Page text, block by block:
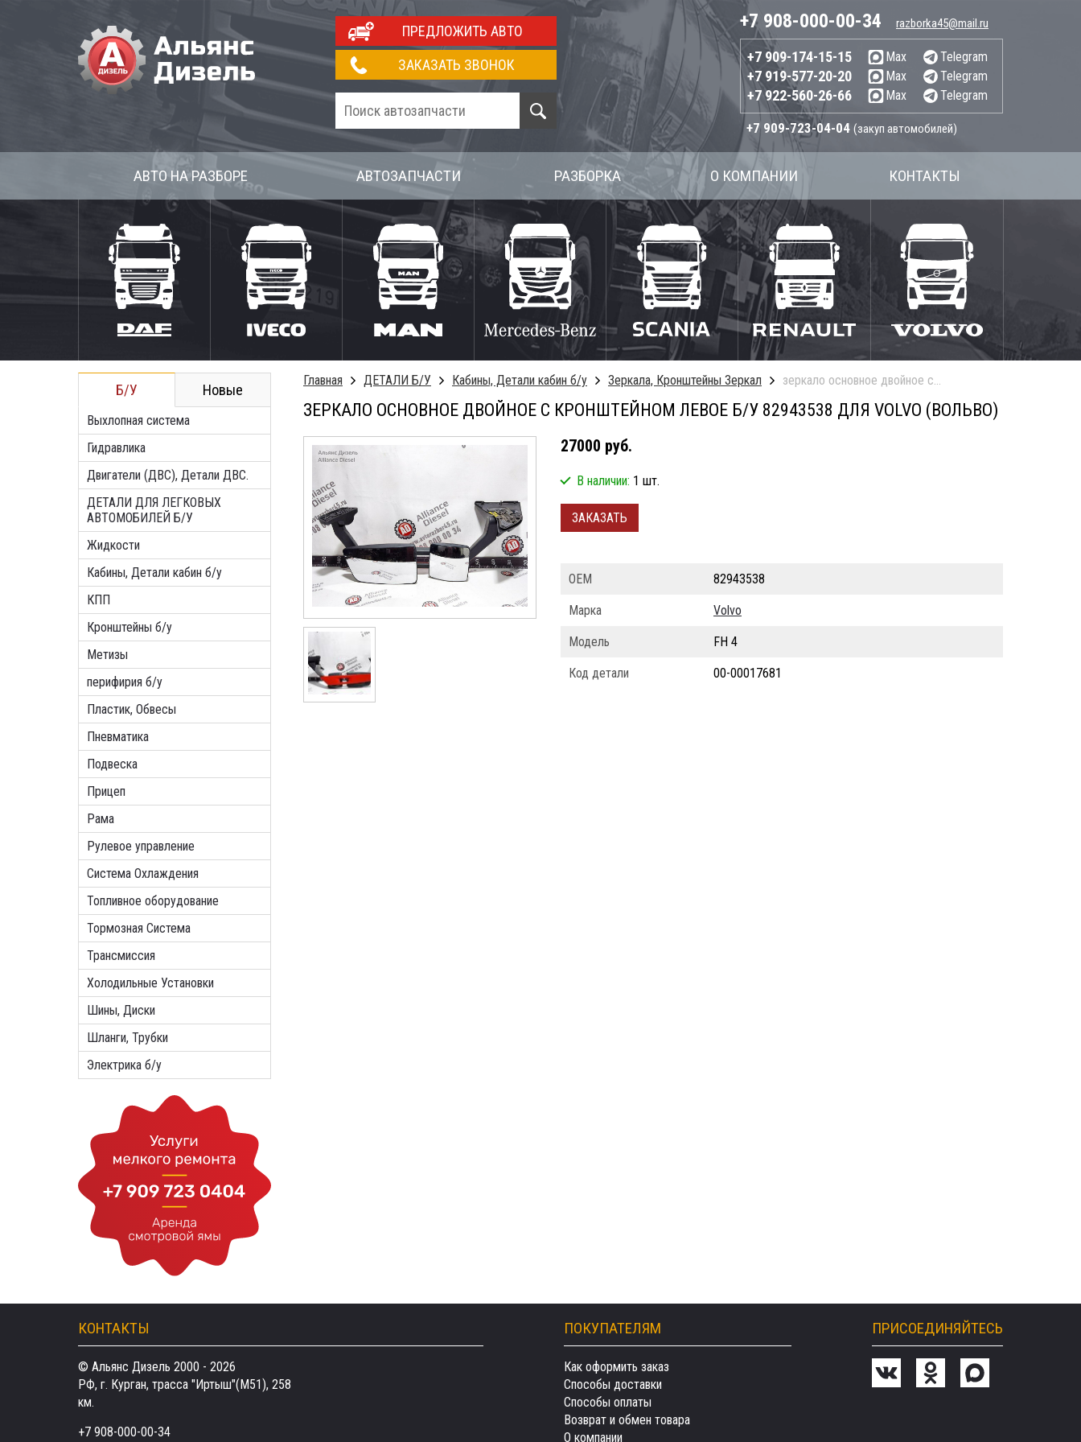
ПРЕДЛОЖИТЬ АВТО
ЗАКАЗАТЬ ЗВОНОК
+7 908-000-00-34 razborka45@mail.ru
+7 909-174-15-15 Max Telegram
+7 919-577-20-20 Max Telegram
+7 922-560-26-66 Max Telegram
+7 909-723-04-04 (закуп автомобилей)
АВТО НА РАЗБОРЕ АВТОЗАПЧАСТИ РАЗБОРКА О КОМПАНИИ КОНТАКТЫ
Б/У Новые
Выхлопная система
Гидравлика
Двигатели (ДВС), Детали ДВС.
ДЕТАЛИ ДЛЯ ЛЕГКОВЫХ
АВТОМОБИЛЕЙ Б/У
Жидкости
Кабины, Детали кабин б/у
КПП
Кронштейны б/у
Метизы
перифирия б/у
Пластик, Обвесы
Пневматика
Подвеска
Прицеп
Рама
Рулевое управление
Система Охлаждения
Топливное оборудование
Тормозная Система
Трансмиссия
Холодильные Установки
Шины, Диски
Шланги, Трубки
Электрика б/у
Главная ДЕТАЛИ Б/У Кабины, Детали кабин б/у Зеркала, Кронштейны Зеркал зеркало основное двойное с кронштейном левое б/у
ЗЕРКАЛО ОСНОВНОЕ ДВОЙНОЕ С КРОНШТЕЙНОМ ЛЕВОЕ Б/У 82943538 ДЛЯ VOLVO (ВОЛЬВО)
27000 руб.
В наличии: 1 шт.
ЗАКАЗАТЬ
ОЕМ 82943538
Марка Volvo
Модель FH 4
Код детали 00-00017681
КОНТАКТЫ
© Альянс Дизель 2000 - 2026
РФ, г. Курган, трасса "Иртыш"(М51), 258
км.
+7 908-000-00-34
ПОКУПАТЕЛЯМ
Как оформить заказ
Способы доставки
Способы оплаты
Возврат и обмен товара
О компании
ПРИСОЕДИНЯЙТЕСЬ